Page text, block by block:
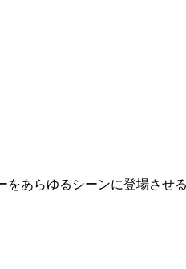
あらゆるシーンに登場させ